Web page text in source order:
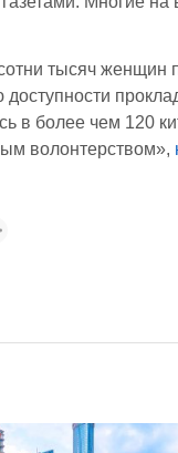
тысяч женщин
в более чем 120
волонтерством»,